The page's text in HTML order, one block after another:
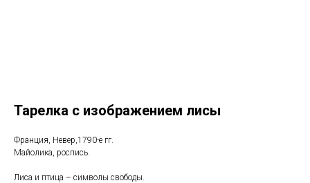
Тарелка с изображением лисы
Франция, Невер,1790-е гг.
Майолика, роспись.
Лиса и птица – символы свободы.